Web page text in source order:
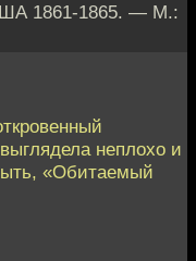
1861-1865. — М.:
неплохо и
«Обитаемый